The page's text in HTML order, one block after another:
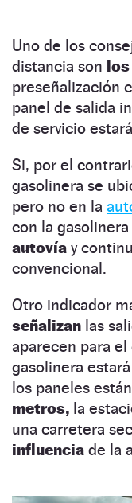
Uno de los
distancia son
preseñalización
panel de salida
de servicio estará
Si, por el
gasolinera se
pero no en la
con la
autovía y
convencional.
Otro indicador
señalizan las
aparecen para el
gasolinera estará
los paneles
metros, la
una carretera
influencia de la